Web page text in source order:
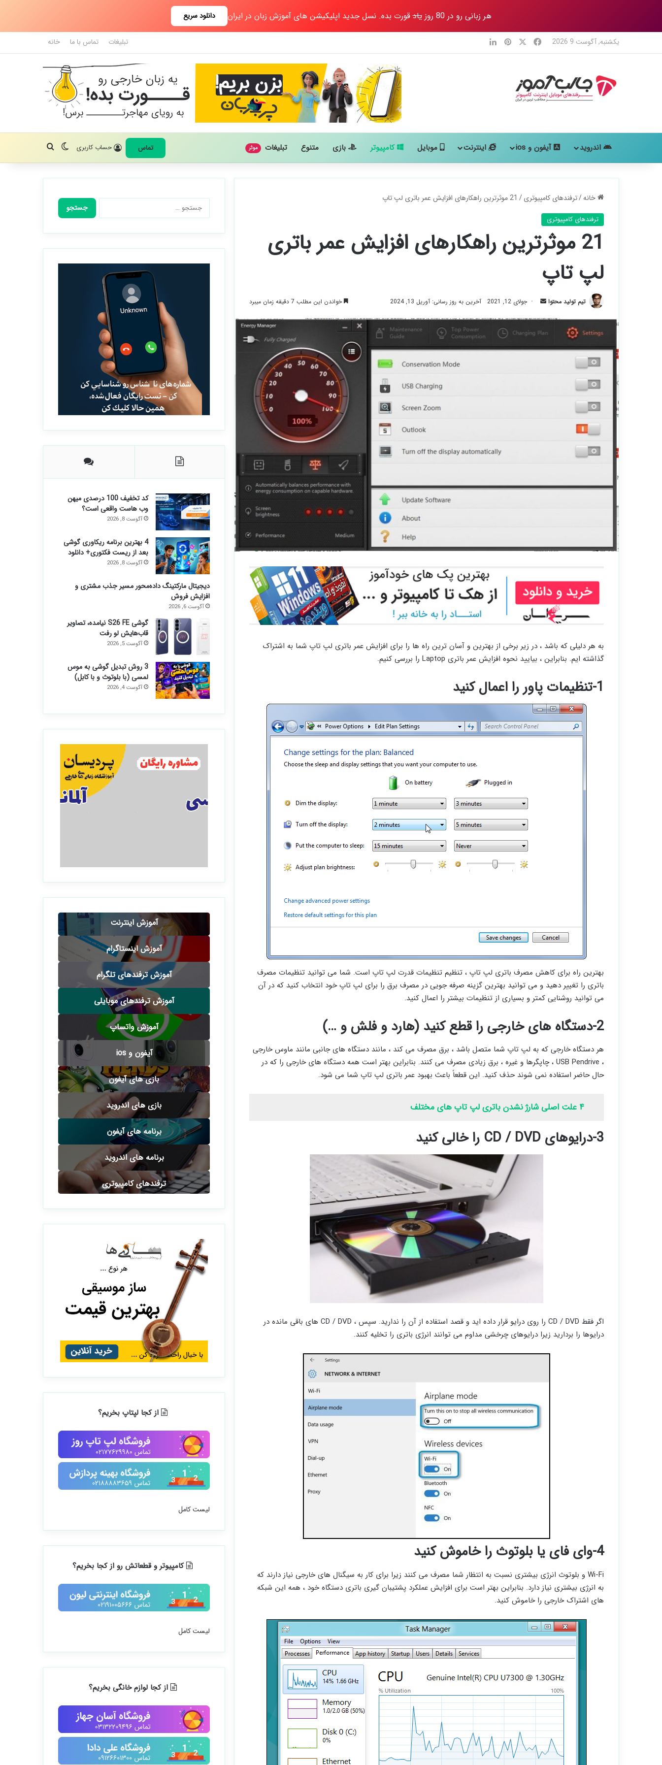
هر زبانی رو در 80 روز یادقورت بده. نسل جدید اپلیکیشن های آموزش زبان در ایران دانلود سریع
یکشنبه, آگوست 9 2026 فیس بوک‫پین‌ترست
لینکدین تبلیغات تماس با ما خانه
اندروید آیفون و ios اینترنت موبایل کامپیوتر بازی متنوع تبلیغات موثر تماس حساب کاربری تغییر پوسته
جستجو برای
خانه/ترفندهای کامپیوتری/ 21 موثرترین راهکارهای افزایش عمر باتری لپ تاپ
ترفندهای کامپیوتری
21 موثرترین راهکارهای افزایش عمر باتری
لپ تاپ
تیم تولید محتوا
ارسال جولای 12, 2021 آخرین به روز رسانی: آوریل 13, 2024 خواندن این مطلب 7 دقیقه زمان میبرد
به هر دلیلی که باشد ، در زیر برخی از بهترین و آسان ترین راه ها را برای افزایش عمر باتری لپ تاپ شما به اشتراک
گذاشته ایم. بنابراین ، بیایید نحوه افزایش عمر باتری Laptop را بررسی کنیم.
1-تنظیمات پاور را اعمال کنید
بهترین راه برای کاهش مصرف باتری لپ تاپ ، تنظیم تنظیمات قدرت لپ تاپ است. شما می توانید تنظیمات مصرف
باتری را تغییر دهید و می توانید بهترین گزینه صرفه جویی در مصرف برق را برای لپ تاپ خود انتخاب کنید که در آن
می توانید روشنایی کمتر و بسیاری از تنظیمات بیشتر را اعمال کنید.
2-دستگاه های خارجی را قطع کنید (هارد و فلش و …)
هر دستگاه خارجی که به لپ تاپ شما متصل باشد ، برق مصرف می کند ، مانند دستگاه های جانبی مانند ماوس خارجی
، USB Pendrive ، چاپگرها و غیره ، برق زیادی مصرف می کنند. بنابراین بهتر است همه دستگاه های خارجی را که در
حال حاضر استفاده نمی شوند حذف کنید. این قطعاً باعث بهبود عمر باتری لپ تاپ شما می شود.
۴ علت اصلی شارژ نشدن باتری لپ تاپ های مختلف
3-درایوهای CD / DVD را خالی کنید
اگر فقط CD / DVD را روی درایو قرار داده اید و قصد استفاده از آن را ندارید. سپس ، CD / DVD های باقی مانده در
درایوها را بردارید زیرا درایوهای چرخشی مداوم می توانند انرژی باتری را تخلیه کنند.
4-وای فای یا بلوتوث را خاموش کنید
Wi-Fi و بلوتوث انرژی بیشتری نسبت به انتظار شما مصرف می کنند زیرا برای کار به سیگنال های خارجی نیاز دارند که
به انرژی بیشتری نیاز دارد. بنابراین بهتر است برای افزایش عملکرد پشتیبان گیری باتری دستگاه خود ، همه این شبکه
های اشتراک خارجی را خاموش کنید.
جستجو
برای:
کد تخفیف 100 درصدی میهن
وب هاست واقعی است؟
آگوست 8, 2026
4 بهترین برنامه ریکاوری گوشی
بعد از ریست فکتوری+ دانلود
آگوست 8, 2026
دیجیتال مارکتینگ داده‌محور مسیر جذب مشتری و
افزایش فروش
آگوست 6, 2026
گوشی S26 FE نیامده، تصاویر
قاب‌هایش لو رفت
آگوست 5, 2026
3 روش تبدیل گوشی به موس
لمسی (با بلوتوث و با کابل)
آگوست 4, 2026
آموزش اینترنت
آموزش اینستاگرام
آموزش ترفندهای تلگرام
آموزش ترفندهای موبایلی
آموزش واتساپ
آیفون و ios
بازی های آیفون
بازی های اندروید
برنامه های آیفون
برنامه های اندروید
ترفندهای کامپیوتری
از کجا لپتاپ بخریم؟
لیست کامل
کامپیوتر و قطعاتش رو از کجا بخریم؟
لیست کامل
از کجا لوازم خانگی بخریم؟